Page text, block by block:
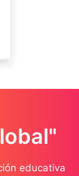
educativa